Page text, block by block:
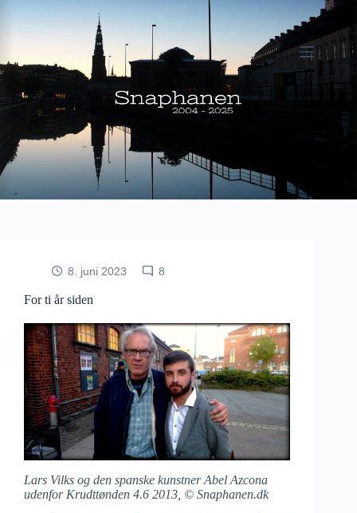
8. juni 2023 8
For ti år siden
Lars Vilks og den spanske kunstner Abel Azcona
udenfor Krudttønden 4.6 2013, © Snaphanen.dk